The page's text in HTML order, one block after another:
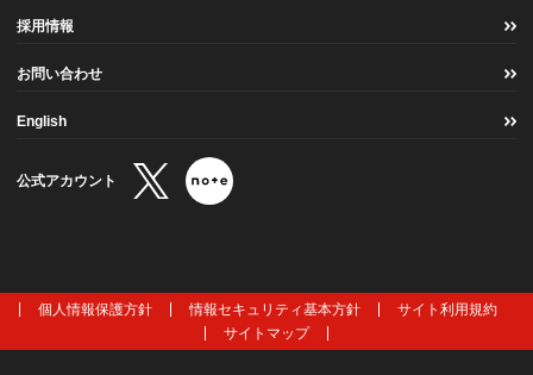
採用情報
お問い合わせ
English
公式アカウント
個人情報保護方針 情報セキュリティ基本方針
サイト利用規約
サイトマップ